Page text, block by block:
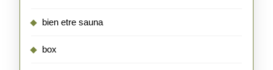
bien etre sauna
box